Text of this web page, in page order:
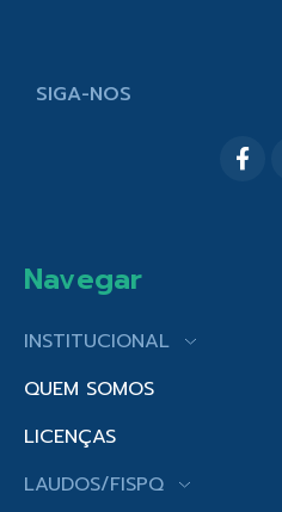
SIGA-NOS
Navegar
INSTITUCIONAL
QUEM SOMOS
LICENÇAS
LAUDOS/FISPQ